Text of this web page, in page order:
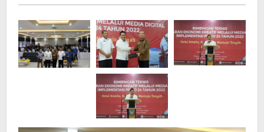
Media
Digital
di
Mamuju
Tengah